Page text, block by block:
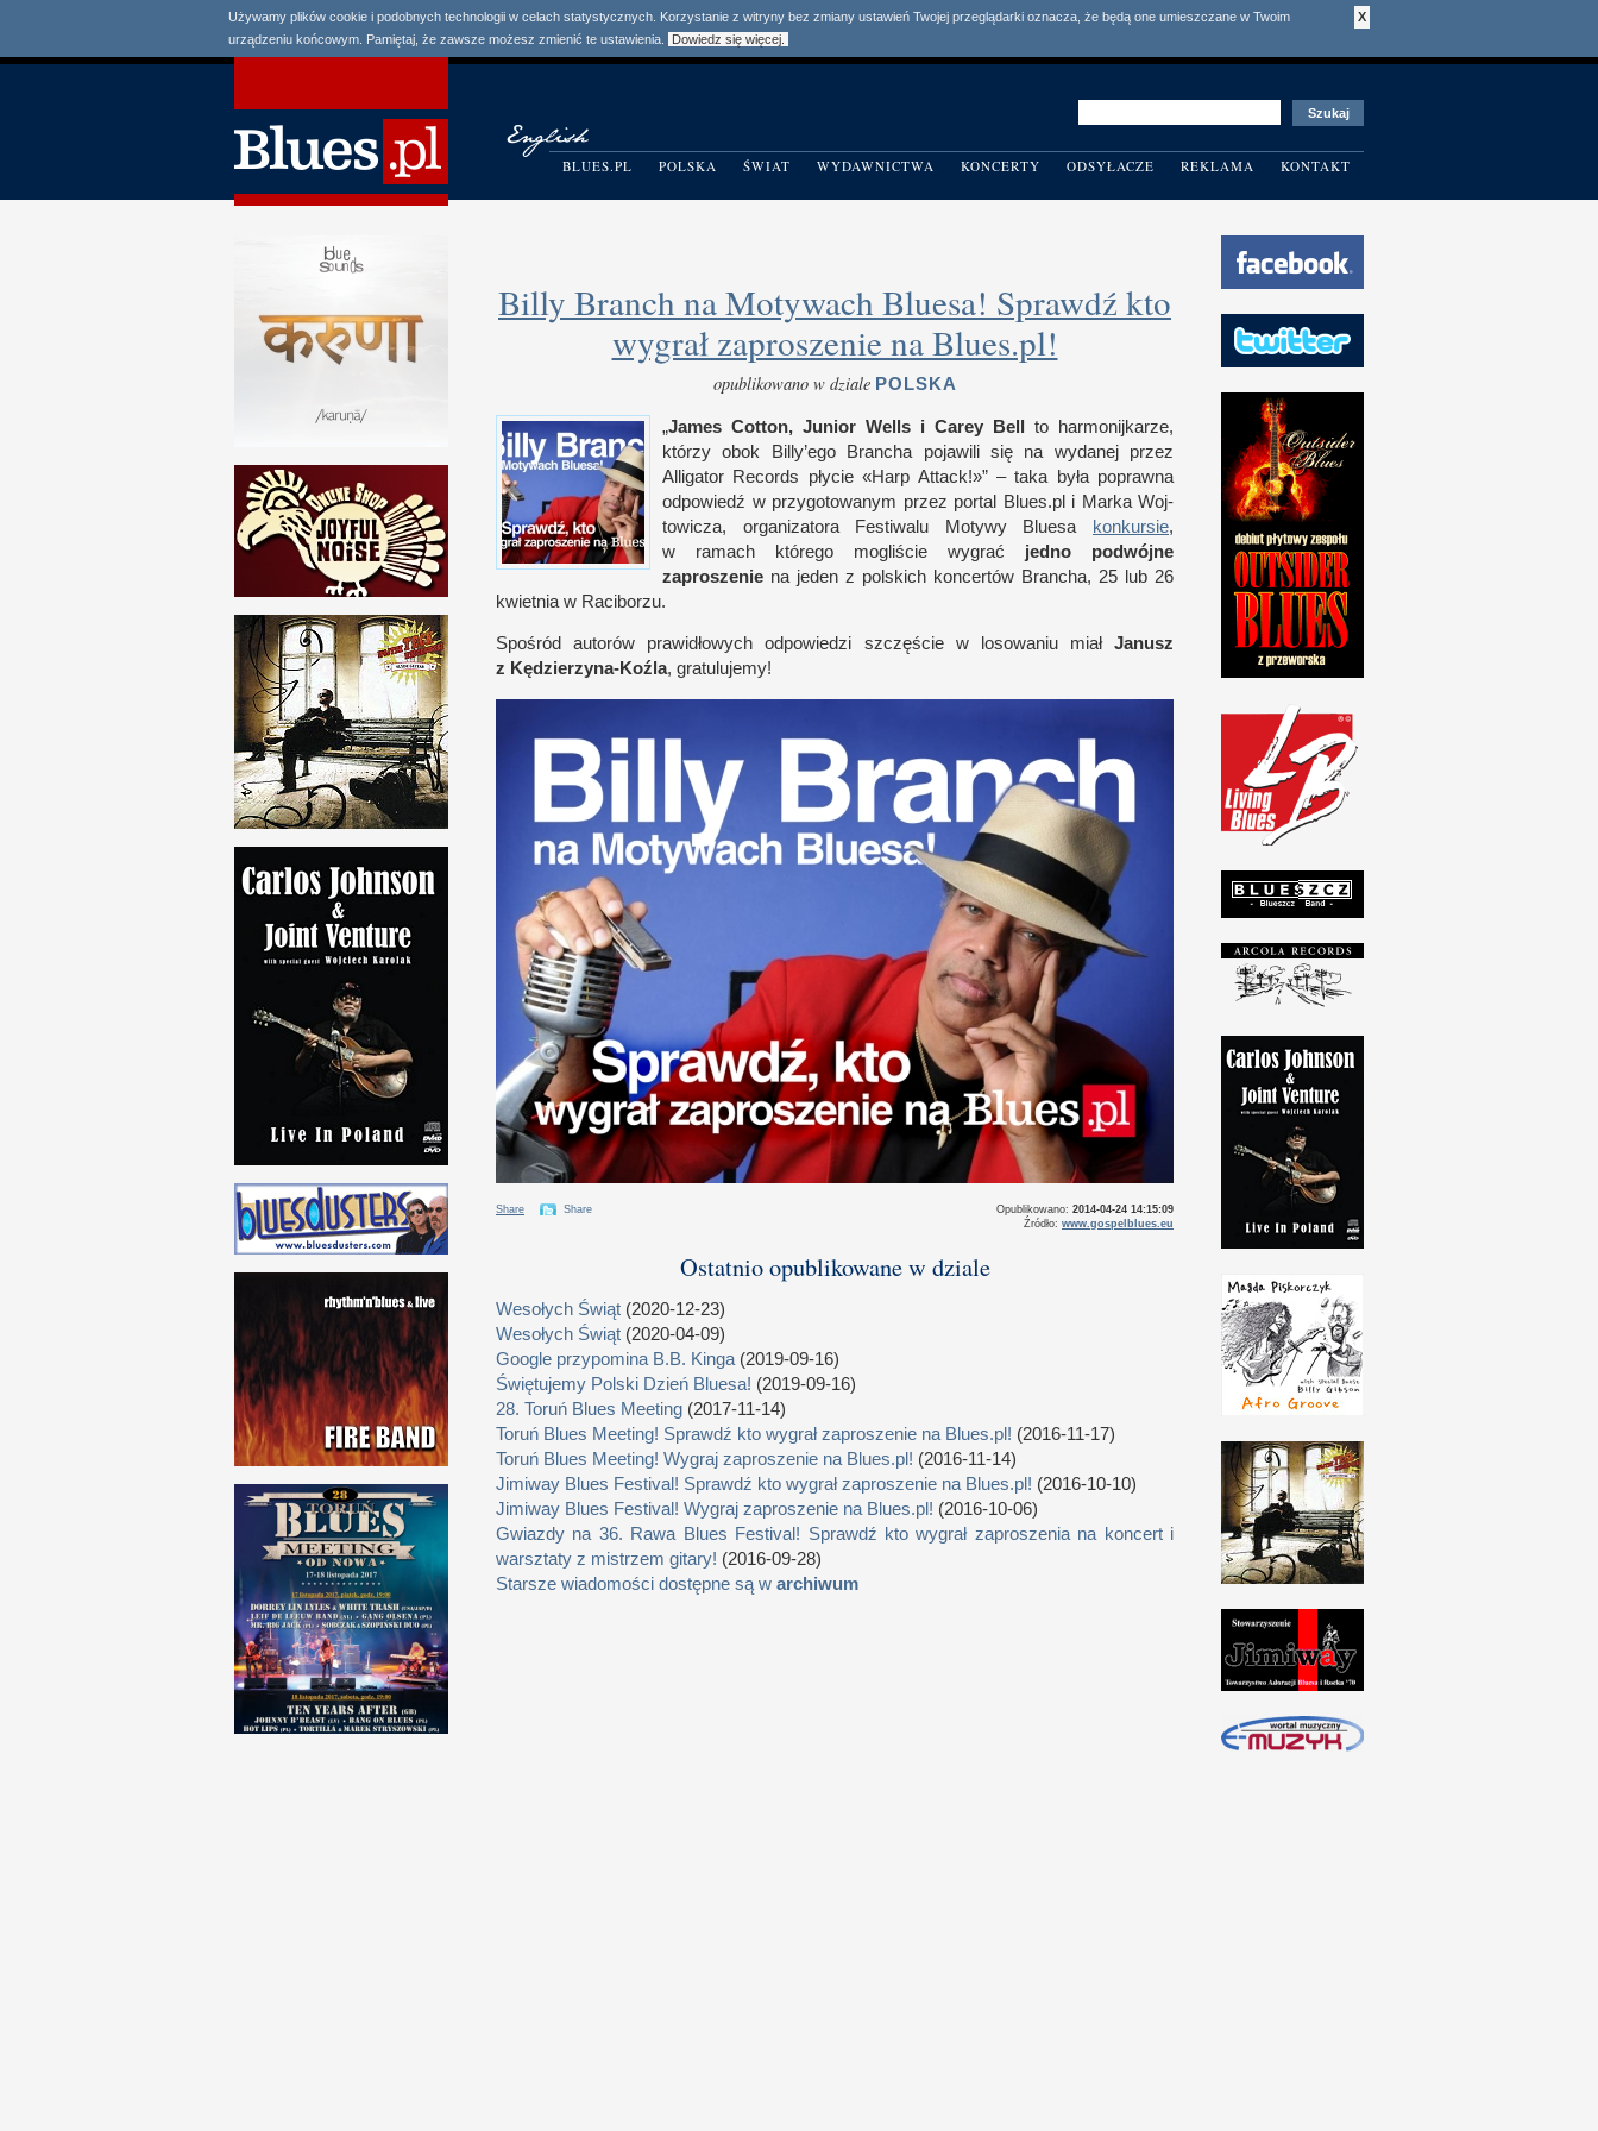
X
Używamy plików cookie i podobnych technologii w celach statystycznych. Korzystanie z witryny bez zmiany ustawień Twojej przeglądarki oznacza, że będą one umieszczane w Twoim
urządzeniu końcowym. Pamiętaj, że zawsze możesz zmienić te ustawienia.
Dowiedz się więcej.
BLUES.PL POLSKA ŚWIAT WYDAWNICTWA KONCERTY ODSYŁACZE REKLAMA KONTAKT
Billy Branch na Motywach Bluesa! Sprawdź kto
wygrał zaproszenie na Blues.pl!
opublikowano w dziale POLSKA
„James Cot­ton, Junior Wells i Carey Bell to har­monij­karze,
którzy obok Billy’ego Bran­cha pojawili się na wydanej przez
Alligator Records płycie «Harp Attack!»” – taka była poprawna
odpowiedź w przy­gotowanym przez por­tal Blues​.pl i Marka Woj­
towicza, organizatora Festiwalu Motywy Bluesa kon­kur­sie,
w ramach którego mogli­ście wygrać jedno podwójne
zaproszenie na jeden z pol­skich kon­cer­tów Bran­cha, 25 lub 26
kwiet­nia w Raciborzu.
Spo­śród autorów prawidłowych odpowiedzi szczę­ście w l osowaniu miał Janusz
z Kędzierzyna-​Koźla, gratulujemy!
Share Share Opublikowano: 2014-04-24 14:15:09
Źródło: www.gospelblues.eu
Ostatnio opublikowane w dziale
Wesołych Świąt (2020-12-23)
Wesołych Świąt (2020-04-09)
Google przypomina B.B. Kinga (2019-09-16)
Świętujemy Polski Dzień Bluesa! (2019-09-16)
28. Toruń Blues Meeting (2017-11-14)
Toruń Blues Meeting! Sprawdź kto wygrał zaproszenie na Blues.pl! (2016-11-17)
Toruń Blues Meeting! Wygraj zaproszenie na Blues.pl! (2016-11-14)
Jimiway Blues Festival! Sprawdź kto wygrał zaproszenie na Blues.pl! (2016-10-10)
Jimiway Blues Festival! Wygraj zaproszenie na Blues.pl! (2016-10-06)
Gwiazdy na 36. Rawa Blues Festival! Sprawdź kto wygrał zaproszenia na koncert i
warsztaty z mistrzem gitary! (2016-09-28)
Starsze wiadomości dostępne są w archiwum